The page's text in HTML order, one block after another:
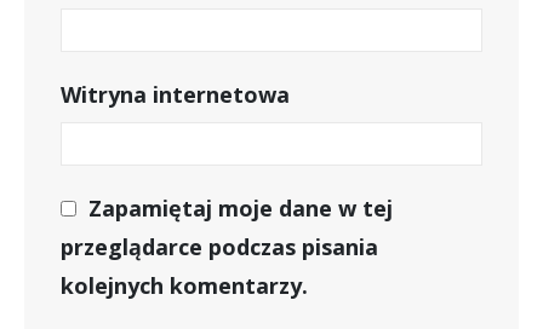
Witryna internetowa
Zapamiętaj moje dane w tej
przeglądarce podczas pisania
kolejnych komentarzy.